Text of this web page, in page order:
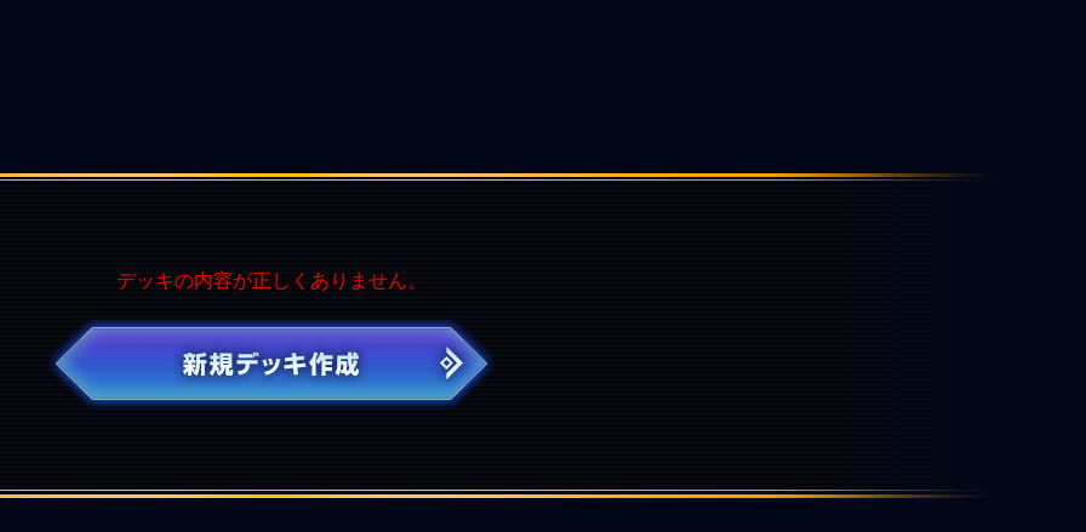
デッキの内容が正しくありません。